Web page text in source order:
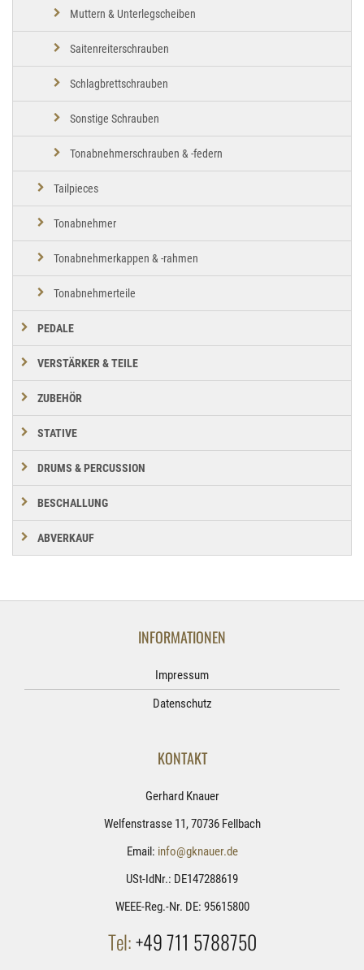
Muttern & Unterlegscheiben
Saitenreiterschrauben
Schlagbrettschrauben
Sonstige Schrauben
Tonabnehmerschrauben & -federn
Tailpieces
Tonabnehmer
Tonabnehmerkappen & -rahmen
Tonabnehmerteile
PEDALE
VERSTÄRKER & TEILE
ZUBEHÖR
STATIVE
DRUMS & PERCUSSION
BESCHALLUNG
ABVERKAUF
INFORMATIONEN
Impressum
Datenschutz
KONTAKT
Gerhard Knauer
Welfenstrasse 11, 70736 Fellbach
Email: info@gknauer.de
USt-IdNr.: DE147288619
WEEE-Reg.-Nr. DE: 95615800
Tel:+49 711 5788750